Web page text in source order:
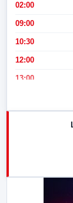
02:00
09:00
10:30
12:00
13:00